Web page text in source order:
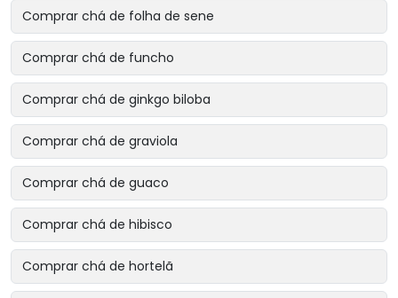
Comprar chá de folha de sene
Comprar chá de funcho
Comprar chá de ginkgo biloba
Comprar chá de graviola
Comprar chá de guaco
Comprar chá de hibisco
Comprar chá de hortelã